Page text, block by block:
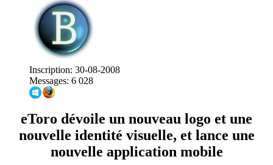
Inscription: 30-08-2008
Messages: 6 028
eToro dévoile un nouveau logo et une
nouvelle identité visuelle, et lance une
nouvelle application mobile